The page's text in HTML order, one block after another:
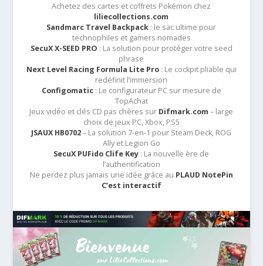
Achetez des cartes et coffrets Pokémon chez
liliecollections.com
Sandmarc Travel Backpack : le sac ultime pour
technophiles et gamers nomades
SecuX X-SEED PRO : La solution pour protéger votre seed
phrase
Next Level Racing Formula Lite Pro: Le cockpit pliable qui
redéfinit l’immersion
Configomatic: Le configurateur PC sur mesure de
TopAchat
Jeux vidéo et clés CD pas chères sur Difmark.com – large
choix de jeux PC, Xbox, PS5
JSAUX HB0702– La solution 7-en-1 pour Steam Deck, ROG
Ally et Legion Go
SecuX PUFido Clife Key : La nouvelle ère de
l’authentification
Ne perdez plus jamais une idée grâce au PLAUD NotePin
C’est interactif